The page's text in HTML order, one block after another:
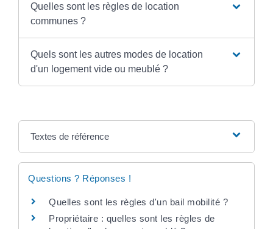
Quelles sont les règles de location
communes ?
Quels sont les autres modes de location
d'un logement vide ou meublé ?
Textes de référence
Questions ? Réponses !
Quelles sont les règles d'un bail mobilité ?
Propriétaire : quelles sont les règles de